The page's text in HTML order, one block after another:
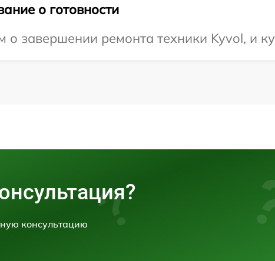
о готовности
завершении ремонта техники Kyvol, и
консультацию